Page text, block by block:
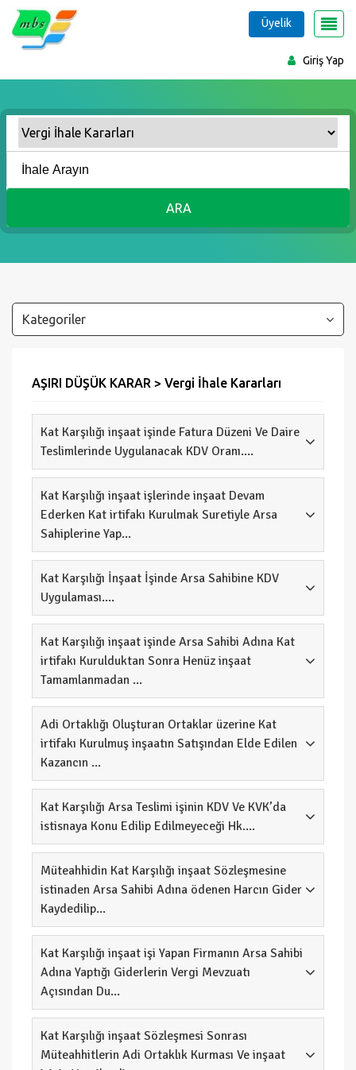
Giriş Yap
Üyelik
ARA
Kategoriler
AŞIRI DÜŞÜK KARAR > Vergi İhale Kararları
Kat Karşılığı inşaat işinde Fatura Düzeni Ve Daire
Teslimlerinde Uygulanacak KDV Oranı....
Kat Karşılığı inşaat işlerinde inşaat Devam
Ederken Kat irtifakı Kurulmak Suretiyle Arsa
Sahiplerine Yap...
Kat Karşılığı İnşaat İşinde Arsa Sahibine KDV
Uygulaması....
Kat Karşılığı inşaat işinde Arsa Sahibi Adına Kat
irtifakı Kurulduktan Sonra Henüz inşaat
Tamamlanmadan ...
Adi Ortaklığı Oluşturan Ortaklar üzerine Kat
irtifakı Kurulmuş inşaatın Satışından Elde Edilen
Kazancın ...
Kat Karşılığı Arsa Teslimi işinin KDV Ve KVK’da
istisnaya Konu Edilip Edilmeyeceği Hk....
Müteahhidin Kat Karşılığı inşaat Sözleşmesine
istinaden Arsa Sahibi Adına ödenen Harcın Gider
Kaydedilip...
Kat Karşılığı inşaat işi Yapan Firmanın Arsa Sahibi
Adına Yaptığı Giderlerin Vergi Mevzuatı
Açısından Du...
Kat Karşılığı inşaat Sözleşmesi Sonrası
Müteahhitlerin Adi Ortaklık Kurması Ve inşaat